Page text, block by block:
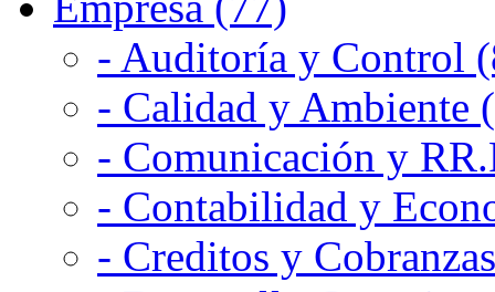
- Auditoría y Control
- Calidad y Ambiente
- Comunicación y
- Contabilidad y
- Creditos y